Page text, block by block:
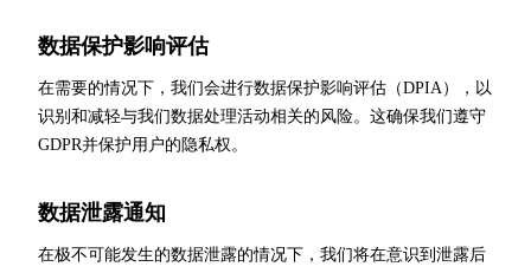
数据保护影响评估
在需要的情况下，我们会进行数据保护影响评估（DPIA），以
识别和减轻与我们数据处理活动相关的风险。这确保我们遵守
GDPR并保护用户的隐私权。
数据泄露通知
在极不可能发生的数据泄露的情况下，我们将在意识到泄露后